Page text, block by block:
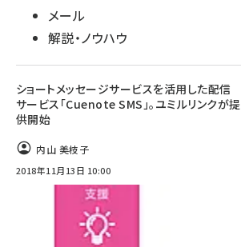
メール
解説・ノウハウ
ショートメッセージサービスを活用した配信
サービス「Cuenote SMS」。ユミルリンクが提
供開始
内山 美枝子
2018年11月13日 10:00